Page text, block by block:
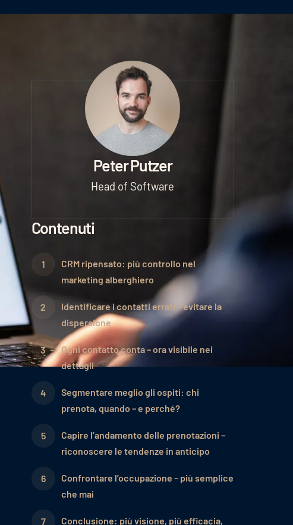
Peter Putzer
Head of Software
Contenuti
CRM ripensato: più controllo nel
marketing alberghiero
Identificare i contatti errati – evitare la
dispersione
Ogni contatto conta – ora visibile nei
dettagli
Segmentare meglio gli ospiti: chi
prenota, quando – e perché?
Capire l’andamento delle prenotazioni –
riconoscere le tendenze in anticipo
Confrontare l’occupazione – più semplice
che mai
Conclusione: più visione, più efficacia,